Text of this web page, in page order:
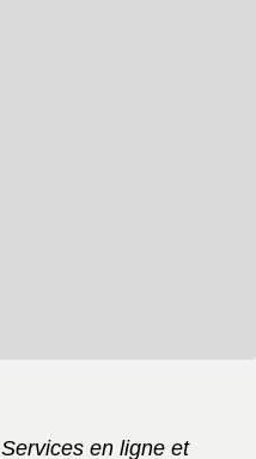
Services en ligne et